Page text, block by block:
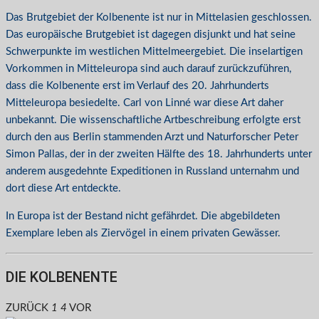
Das Brutgebiet der Kolbenente ist nur in Mittelasien geschlossen.
Das europäische Brutgebiet ist dagegen disjunkt und hat seine
Schwerpunkte im westlichen Mittelmeergebiet. Die inselartigen
Vorkommen in Mitteleuropa sind auch darauf zurückzuführen,
dass die Kolbenente erst im Verlauf des 20. Jahrhunderts
Mitteleuropa besiedelte. Carl von Linné war diese Art daher
unbekannt. Die wissenschaftliche Artbeschreibung erfolgte erst
durch den aus Berlin stammenden Arzt und Naturforscher Peter
Simon Pallas, der in der zweiten Hälfte des 18. Jahrhunderts unter
anderem ausgedehnte Expeditionen in Russland unternahm und
dort diese Art entdeckte.
In Europa ist der Bestand nicht gefährdet. Die abgebildeten
Exemplare leben als Ziervögel in einem privaten Gewässer.
DIE KOLBENENTE
ZURÜCK 1 4 VOR